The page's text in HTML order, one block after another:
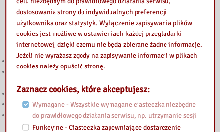
Przeczytaj
Głosuj w Budżecie Obywatelskim Mazowsza 2026!
Konferencja bibliotekarzy powiatu garwolińskiego – o sztucznej
” Dzieci ilustrują książki – wystawa
Przedszkolaki z „Bajki” z wizytą w bibliotece.
Teatrzyk Kamishibai- podróż do świata bajek i książek.
dostosowania strony do indywidualnych preferencji
użytkownika oraz statystyk. Wyłączenie zapisywania plików
cookies jest możliwe w ustawieniach każdej przeglądarki
internetowej, dzięki czemu nie będą zbierane żadne informacje.
Jeżeli nie wyrażasz zgody na zapisywanie informacji w plikach
cookies należy opuścić stronę.
Zaznacz cookies, które akceptujesz:
Wymagane - Wszystkie wymagane ciasteczka niezbędne
do prawidłowego działania serwisu, np. utrzymanie sesji
Funkcyjne - Ciasteczka zapewniające dostarczenie